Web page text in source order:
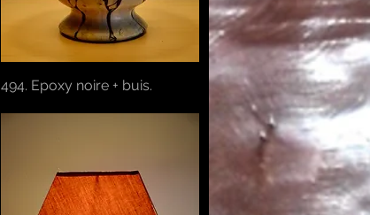
Aperçu rapide
494. Epoxy noire + buis.